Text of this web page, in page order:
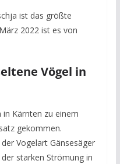
ist das größte
2022 ist es von
Vögel in
Kärnten zu einem
gekommen.
Vogelart Gänsesäger
starken Strömung in